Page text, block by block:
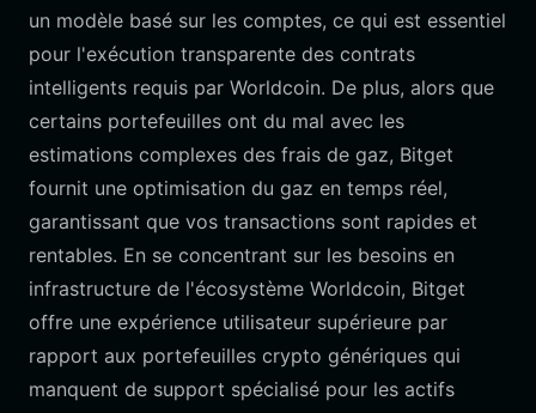
un modèle basé sur les comptes, ce qui est essentiel
pour l'exécution transparente des contrats
intelligents requis par Worldcoin. De plus, alors que
certains portefeuilles ont du mal avec les
estimations complexes des frais de gaz, Bitget
fournit une optimisation du gaz en temps réel,
garantissant que vos transactions sont rapides et
rentables. En se concentrant sur les besoins en
infrastructure de l'écosystème Worldcoin, Bitget
offre une expérience utilisateur supérieure par
rapport aux portefeuilles crypto génériques qui
manquent de support spécialisé pour les actifs